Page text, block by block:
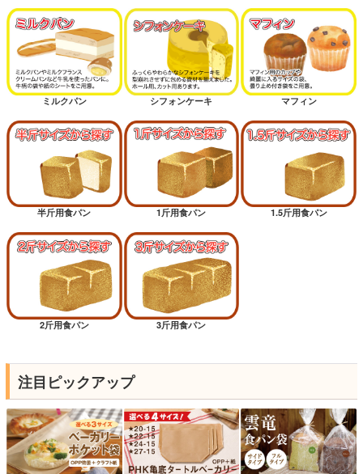
ミルクパン シフォンケーキ マフィン
半斤用食パン 1斤用食パン 1.5斤用食パン
2斤用食パン 3斤用食パン
注目ピックアップ